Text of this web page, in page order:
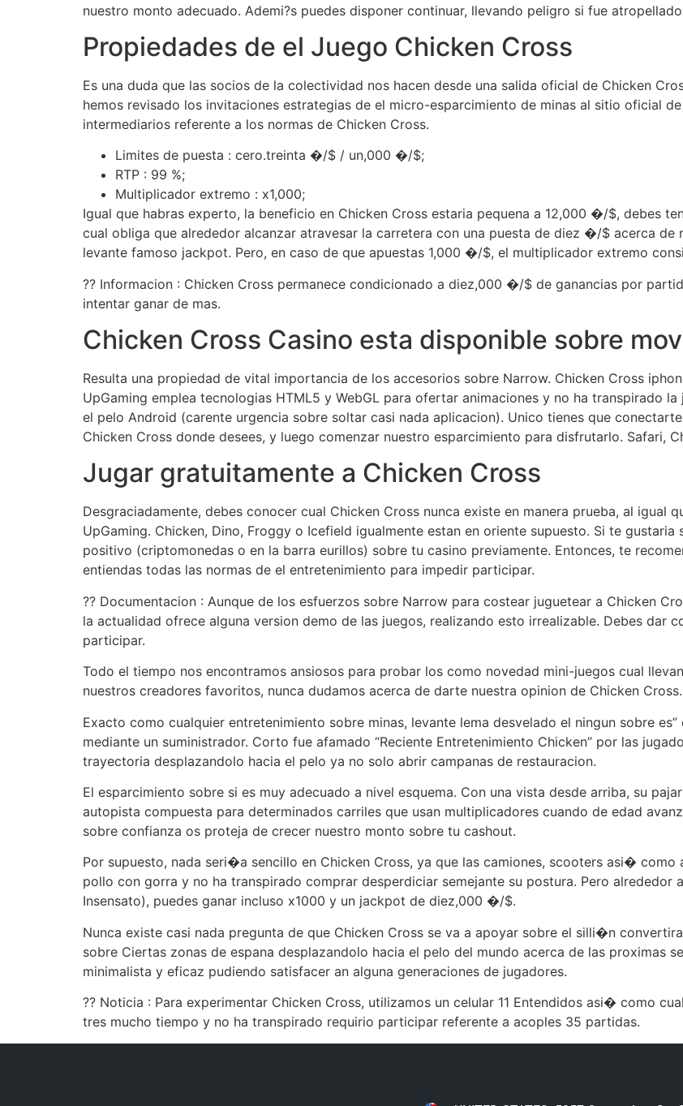
nuestro monto adecuado. Ademi?s puedes disponer continuar, llevando peligro si fue
Propiedades de el Juego Chicken Cross
Es una duda que las socios de la colectividad nos hacen desde una salida oficial de Chicken
hemos revisado los invitaciones estrategias de el micro-esparcimiento de minas al sitio oficial
intermediarios referente a los normas de Chicken Cross.
Limites de puesta : cero.treinta �/$ / un,000 �/$;
RTP : 99 %;
Multiplicador extremo : x1,000;
Igual que habras experto, la beneficio en Chicken Cross estaria pequena a 12,000 �/$, debes
cual obliga que alrededor alcanzar atravesar la carretera con una puesta de diez �/$ acerca
levante famoso jackpot. Pero, en caso de que apuestas 1,000 �/$, el multiplicador extremo
?? Informacion : Chicken Cross permanece condicionado a diez,000 �/$ de ganancias por
intentar ganar de mas.
Chicken Cross Casino esta disponible sobre
Resulta una propiedad de vital importancia de los accesorios sobre Narrow. Chicken Cross
UpGaming emplea tecnologias HTML5 y WebGL para ofertar animaciones y no ha transpirado
el pelo Android (carente urgencia sobre soltar casi nada aplicacion). Unico tienes que
Chicken Cross donde desees, y luego comenzar nuestro esparcimiento para disfrutarlo. Safari,
Jugar gratuitamente a Chicken Cross
Desgraciadamente, debes conocer cual Chicken Cross nunca existe en manera prueba, al igual
UpGaming. Chicken, Dino, Froggy o Icefield igualmente estan en oriente supuesto. Si te
positivo (criptomonedas o en la barra eurillos) sobre tu casino previamente. Entonces, te
entiendas todas las normas de el entretenimiento para impedir participar.
?? Documentacion : Aunque de los esfuerzos sobre Narrow para costear juguetear a Chicken
la actualidad ofrece alguna version demo de las juegos, realizando esto irrealizable. Debes dar
participar.
Todo el tiempo nos encontramos ansiosos para probar los como novedad mini-juegos cual
nuestros creadores favoritos, nunca dudamos acerca de darte nuestra opinion de Chicken Cross.
Exacto como cualquier entretenimiento sobre minas, levante lema desvelado el ningun sobre
mediante un suministrador. Corto fue afamado “Reciente Entretenimiento Chicken” por las
trayectoria desplazandolo hacia el pelo ya no solo abrir campanas de restauracion.
El esparcimiento sobre si es muy adecuado a nivel esquema. Con una vista desde arriba, su
autopista compuesta para determinados carriles que usan multiplicadores cuando de edad
sobre confianza os proteja de crecer nuestro monto sobre tu cashout.
Por supuesto, nada seri�a sencillo en Chicken Cross, ya que las camiones, scooters asi�
pollo con gorra y no ha transpirado comprar desperdiciar semejante su postura. Pero alrededor
Insensato), puedes ganar incluso x1000 y un jackpot de diez,000 �/$.
Nunca existe casi nada pregunta de que Chicken Cross se va a apoyar sobre el silli�n
sobre Ciertas zonas de espana desplazandolo hacia el pelo del mundo acerca de las proximas
minimalista y eficaz pudiendo satisfacer an alguna generaciones de jugadores.
?? Noticia : Para experimentar Chicken Cross, utilizamos un celular 11 Entendidos asi� como
tres mucho tiempo y no ha transpirado requirio participar referente a acoples 35 partidas.